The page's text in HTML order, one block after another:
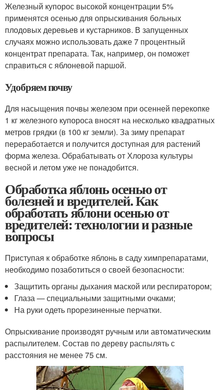
Железный купорос высокой концентрации 5%
применятся осенью для опрыскивания больных
плодовых деревьев и кустарников. В запущенных
случаях можно использовать даже 7 процентный
концентрат препарата. Так, например, он поможет
справиться с яблоневой паршой.
Удобряем почву
Для насыщения почвы железом при осенней перекопке
1 кг железного купороса вносят на несколько квадратных
метров грядки (в 100 кг земли). За зиму препарат
переработается и получится доступная для растений
форма железа. Обрабатывать от Хлороза культуры
весной и летом уже не понадобится.
Обработка яблонь осенью от
болезней и вредителей. Как
обработать яблони осенью от
вредителей: технологии и разные
вопросы
Приступая к обработке яблонь в саду химпрепаратами,
необходимо позаботиться о своей безопасности:
Защитить органы дыхания маской или респиратором;
Глаза — специальными защитными очками;
На руки одеть прорезиненные перчатки.
Опрыскивание производят ручным или автоматическим
распылителем. Состав по дереву распылять с
расстояния не менее 75 см.